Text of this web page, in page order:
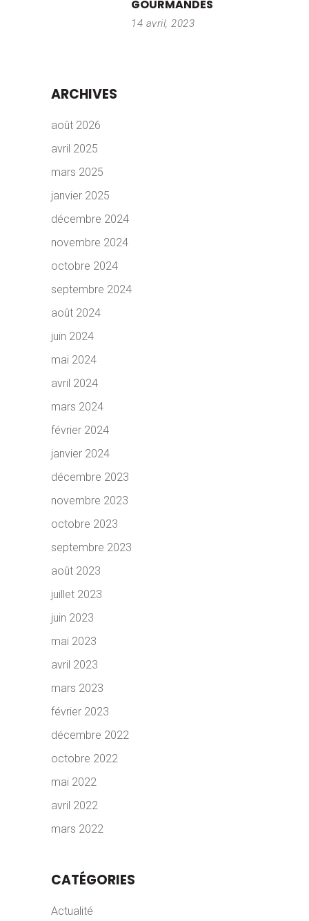
GOURMANDES
14 avril, 2023
ARCHIVES
août 2026
avril 2025
mars 2025
janvier 2025
décembre 2024
novembre 2024
octobre 2024
septembre 2024
août 2024
juin 2024
mai 2024
avril 2024
mars 2024
février 2024
janvier 2024
décembre 2023
novembre 2023
octobre 2023
septembre 2023
août 2023
juillet 2023
juin 2023
mai 2023
avril 2023
mars 2023
février 2023
décembre 2022
octobre 2022
mai 2022
avril 2022
mars 2022
CATÉGORIES
Actualité